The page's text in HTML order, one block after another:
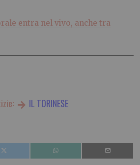
entra nel vivo, anche tra
IL TORINESE